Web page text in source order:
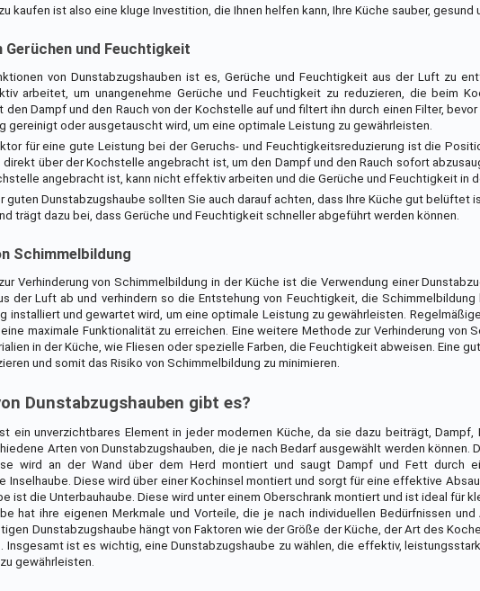
kaufen ist also eine kluge Investition, die Ihnen helfen kann, Ihre Küche sauber, gesund
Gerüchen und Feuchtigkeit
von Dunstabzugshauben ist es, Gerüche und Feuchtigkeit aus der Luft zu
arbeitet, um unangenehme Gerüche und Feuchtigkeit zu reduzieren, die beim
den Dampf und den Rauch von der Kochstelle auf und filtert ihn durch einen Filter,
gereinigt oder ausgetauscht wird, um eine optimale Leistung zu gewährleisten.
für eine gute Leistung bei der Geruchs- und Feuchtigkeitsreduzierung ist die
über der Kochstelle angebracht ist, um den Dampf und den Rauch sofort
angebracht ist, kann nicht effektiv arbeiten und die Gerüche und Feuchtigkeit in
guten Dunstabzugshaube sollten Sie auch darauf achten, dass Ihre Küche gut belüftet
trägt dazu bei, dass Gerüche und Feuchtigkeit schneller abgeführt werden können.
Schimmelbildung
Verhinderung von Schimmelbildung in der Küche ist die Verwendung einer
der Luft ab und verhindern so die Entstehung von Feuchtigkeit, die
installiert und gewartet wird, um eine optimale Leistung zu gewährleisten.
maximale Funktionalität zu erreichen. Eine weitere Methode zur Verhinderung von
in der Küche, wie Fliesen oder spezielle Farben, die Feuchtigkeit abweisen. Eine
und somit das Risiko von Schimmelbildung zu minimieren.
Dunstabzugshauben gibt es?
ein unverzichtbares Element in jeder modernen Küche, da sie dazu beiträgt, Dampf,
Arten von Dunstabzugshauben, die je nach Bedarf ausgewählt werden können.
wird an der Wand über dem Herd montiert und saugt Dampf und Fett durch
Inselhaube. Diese wird über einer Kochinsel montiert und sorgt für eine effektive
ist die Unterbauhaube. Diese wird unter einem Oberschrank montiert und ist ideal für
hat ihre eigenen Merkmale und Vorteile, die je nach individuellen Bedürfnissen
Dunstabzugshaube hängt von Faktoren wie der Größe der Küche, der Art des
Insgesamt ist es wichtig, eine Dunstabzugshaube zu wählen, die effektiv,
gewährleisten.